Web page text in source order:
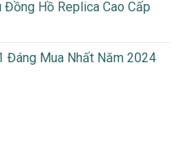
Hồ Replica Cao Cấp
Đáng Mua Nhất Năm 2024